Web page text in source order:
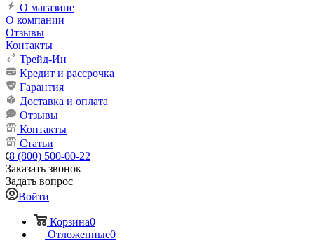
О магазине
О компании
Отзывы
Контакты
Трейд-Ин
Кредит и рассрочка
Гарантия
Доставка и оплата
Отзывы
Контакты
Статьи
8 (800) 500-00-22
Заказать звонок
Задать вопрос
Войти
Корзина0
Отложенные0